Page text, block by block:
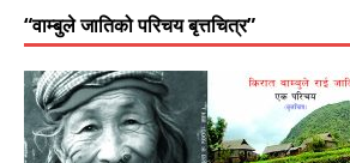
“वाम्बुले जातिको परिचय बृत्तचित्र”